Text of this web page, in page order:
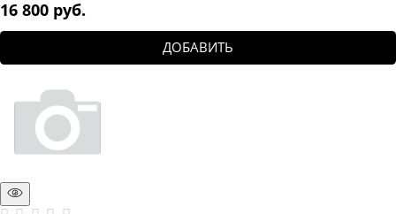
16 800 руб.
ДОБАВИТЬ